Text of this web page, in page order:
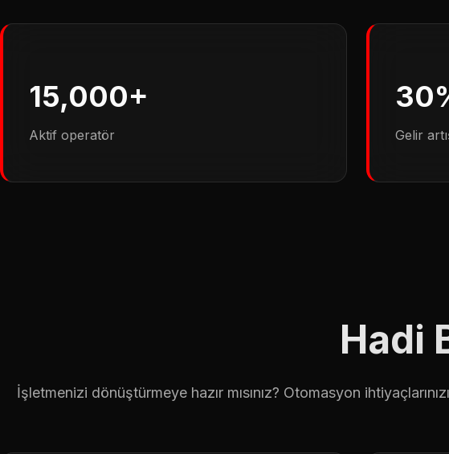
15,000+
Aktif operatör Gelir
Hadi
İşletmenizi dönüştürmeye hazır mısınız? Otomasyon